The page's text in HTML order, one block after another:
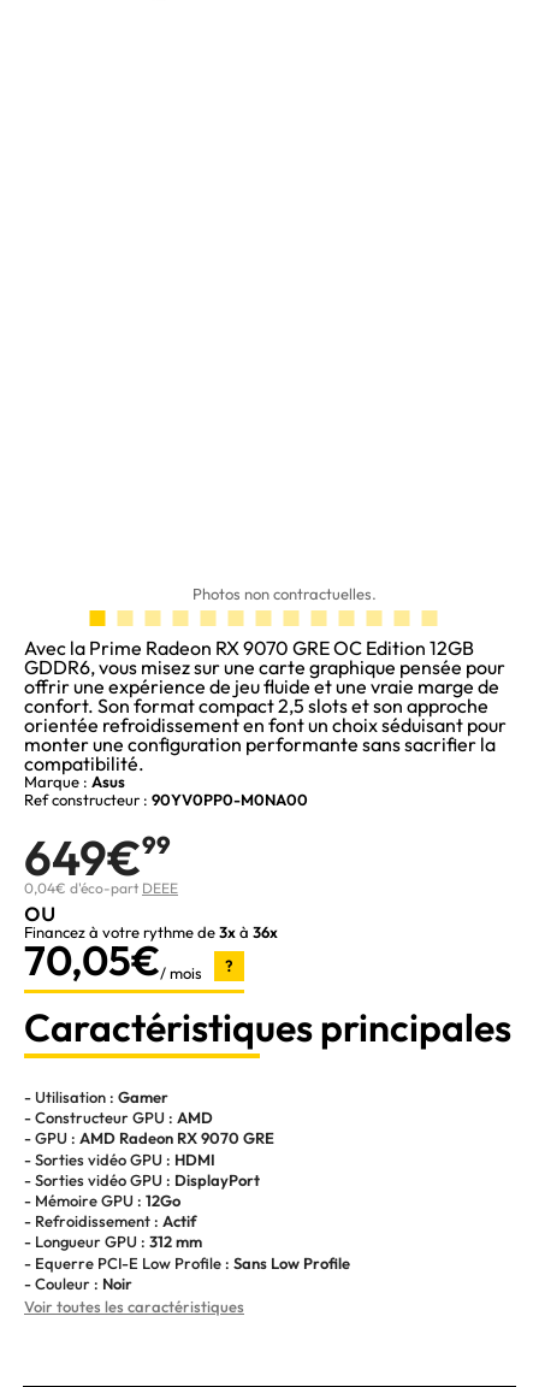
Photos non contractuelles.
Avec la Prime Radeon RX 9070 GRE OC Edition 12GB
GDDR6, vous misez sur une carte graphique pensée pour
offrir une expérience de jeu fluide et une vraie marge de
confort. Son format compact 2,5 slots et son approche
orientée refroidissement en font un choix séduisant pour
monter une configuration performante sans sacrifier la
compatibilité.
Marque : Asus
Ref constructeur : 90YV0PP0-M0NA00
649€99
0,04€ d'éco-part DEEE
ou
Financez à votre rythme de3xà 36x
70,05€/ mois ?
Caractéristiques principales
- Utilisation : Gamer
- Constructeur GPU : AMD
- GPU : AMD Radeon RX 9070 GRE
- Sorties vidéo GPU : HDMI
- Sorties vidéo GPU : DisplayPort
- Mémoire GPU : 12Go
- Refroidissement : Actif
- Longueur GPU : 312 mm
- Equerre PCI-E Low Profile : Sans Low Profile
- Couleur : Noir
Voir toutes les caractéristiques